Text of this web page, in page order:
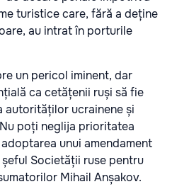
turistice care, fără a deține
au intrat în porturile
un pericol iminent, dar
ca cetățenii ruși să fie
autorităților ucrainene și
poți neglija prioritatea
unui amendament
Societății ruse pentru
Mihail Anșakov.